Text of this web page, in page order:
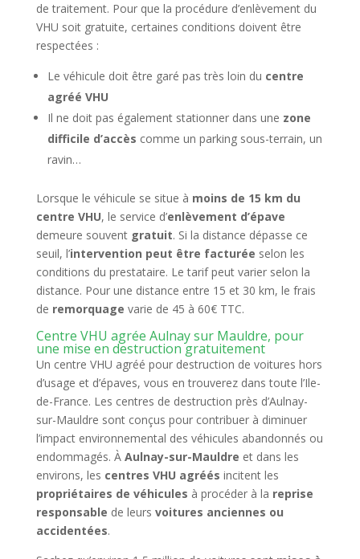
de traitement. Pour que la procédure d’enlèvement du
VHU soit gratuite, certaines conditions doivent être
respectées :
Le véhicule doit être garé pas très loin du centre
agréé VHU
Il ne doit pas également stationner dans une zone
difficile d’accès comme un parking sous-terrain, un
ravin…
Lorsque le véhicule se situe à moins de 15 km du
centre VHU, le service d’enlèvement d’épave
demeure souvent gratuit. Si la distance dépasse ce
seuil, l’intervention peut être facturée selon les
conditions du prestataire. Le tarif peut varier selon la
distance. Pour une distance entre 15 et 30 km, le frais
de remorquage varie de 45 à 60€ TTC.
Centre VHU agrée Aulnay sur Mauldre, pour
une mise en destruction gratuitement
Un centre VHU agréé pour destruction de voitures hors
d’usage et d’épaves, vous en trouverez dans toute l’Ile-
de-France. Les centres de destruction près d’Aulnay-
sur-Mauldre sont conçus pour contribuer à diminuer
l’impact environnemental des véhicules abandonnés ou
endommagés. À Aulnay-sur-Mauldre et dans les
environs, les centres VHU agréés incitent les
propriétaires de véhicules à procéder à la reprise
responsable de leurs voitures anciennes ou
accidentées.